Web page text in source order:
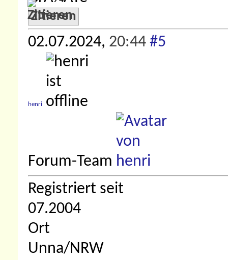
Zitieren
02.07.2024, 20:44 #5
henri
Forum-Team
Registriert seit
07.2004
Ort
Unna/NRW